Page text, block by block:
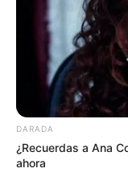
DARADA
¿Recuerdas a Ana
ahora